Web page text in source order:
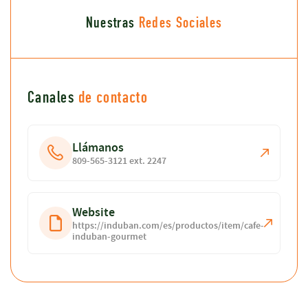
Nuestras Redes Sociales
Canales de contacto
Llámanos
809-565-3121 ext. 2247
Website
https://induban.com/es/productos/item/cafe-
induban-gourmet